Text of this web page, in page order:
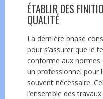
ÉTABLIR DES
QUALITÉ
La dernière phase
pour s’assurer que le
conforme aux normes
un professionnel pour
souvent nécessaire.
l’ensemble des